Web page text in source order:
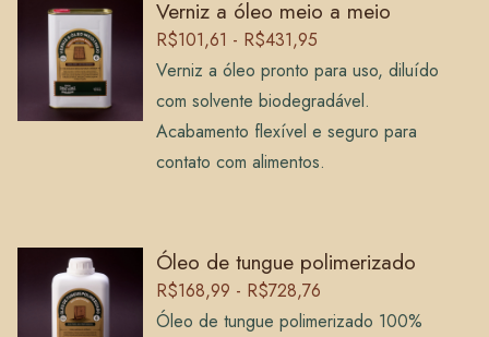
Verniz a óleo meio a meio
R$101,61 - R$431,95
Verniz a óleo pronto para uso, diluído
com solvente biodegradável.
Acabamento flexível e seguro para
contato com alimentos.
Óleo de tungue polimerizado
R$168,99 - R$728,76
Óleo de tungue polimerizado 100%